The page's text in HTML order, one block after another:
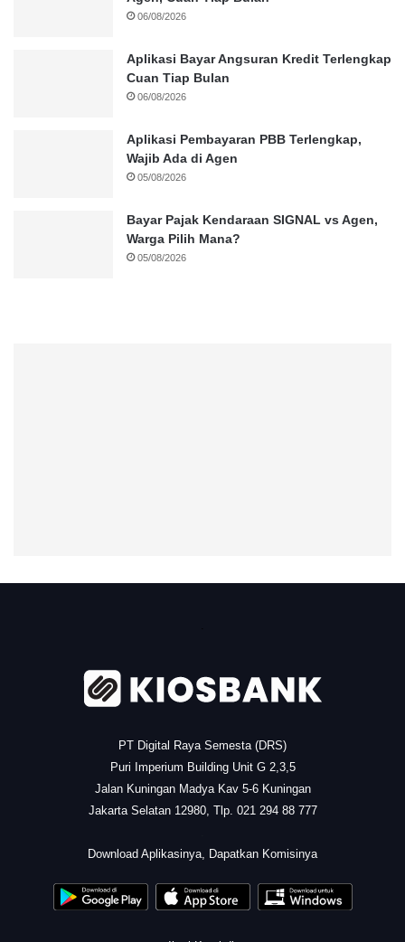
06/08/2026
Aplikasi Bayar Angsuran Kredit Terlengkap
Cuan Tiap Bulan
06/08/2026
Aplikasi Pembayaran PBB Terlengkap,
Wajib Ada di Agen
05/08/2026
Bayar Pajak Kendaraan SIGNAL vs Agen,
Warga Pilih Mana?
05/08/2026
.
PT Digital Raya Semesta (DRS)
Puri Imperium Building Unit G 2,3,5
Jalan Kuningan Madya Kav 5-6 Kuningan
Jakarta Selatan 12980, Tlp. 021 294 88 777
Download Aplikasinya, Dapatkan Komisinya